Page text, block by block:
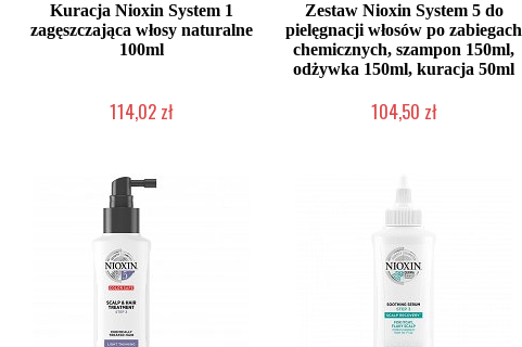
Kuracja Nioxin System 1
zagęszczająca włosy naturalne
100ml
114,02 zł
Zestaw Nioxin System 5 do
pielęgnacji włosów po zabiegach
chemicznych, szampon 150ml,
odżywka 150ml, kuracja 50ml
104,50 zł